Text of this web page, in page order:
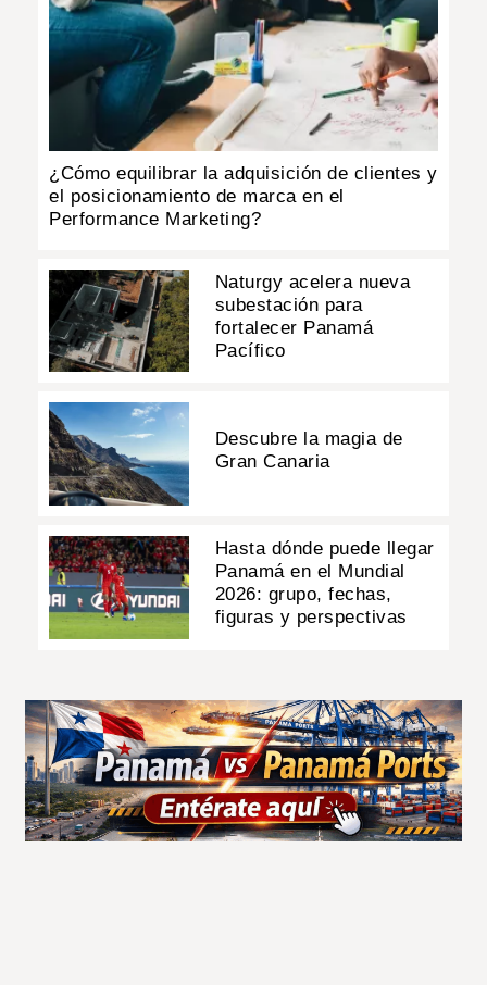
¿Cómo equilibrar la adquisición de clientes y
el posicionamiento de marca en el
Performance Marketing?
Naturgy acelera nueva
subestación para
fortalecer Panamá
Pacífico
Descubre la magia de
Gran Canaria
Hasta dónde puede llegar
Panamá en el Mundial
2026: grupo, fechas,
figuras y perspectivas